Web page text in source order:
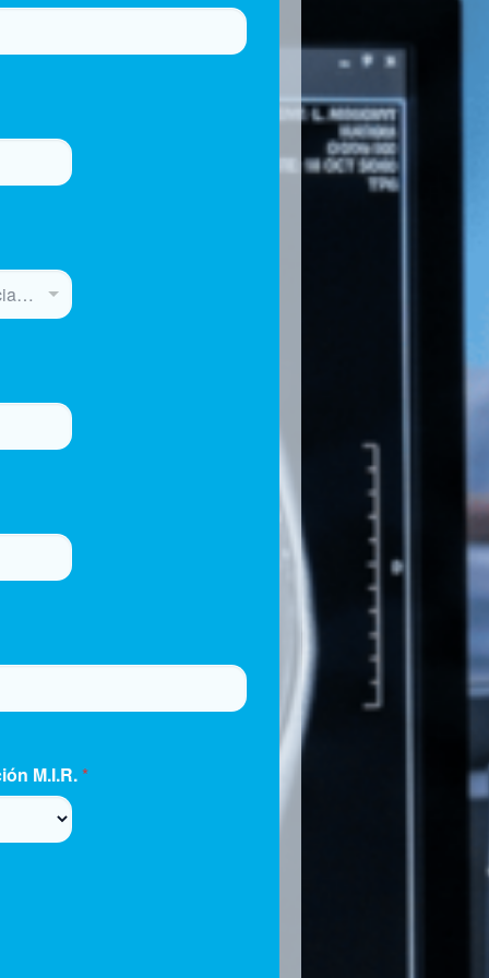
--- Selecciona provincia ---
M.I.R.*